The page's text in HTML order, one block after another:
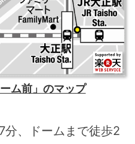
ム前」のマップ
分、ドームまで徒歩2